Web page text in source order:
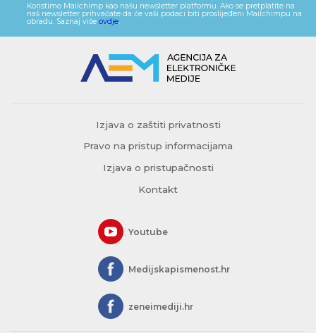
Koristimo Mailchimp kao našu newsletter platformu. Ako se pretplatite na
naš newsletter prihvaćate da će vaši podaci biti proslijeđeni Mailchimpu na
obradu. Saznaj više ovdje.
Izjava o zaštiti privatnosti
Pravo na pristup informacijama
Izjava o pristupačnosti
Kontakt
Youtube
Medijskapismenost.hr
zeneimediji.hr